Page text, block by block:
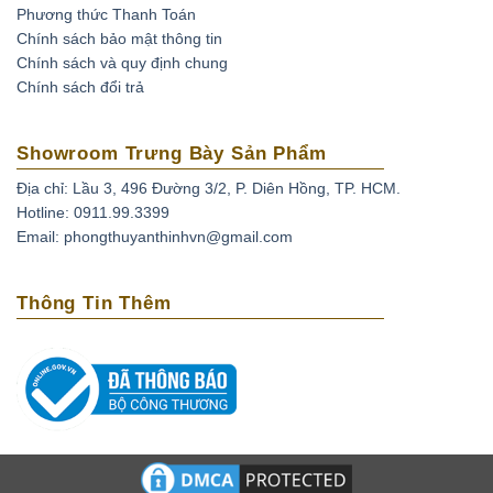
hình thành dưới điều kiện áp suất và nhiệt độ cao
trong lòng đất, có thành phần chính là corundum
(một dạng đặc biệt của Oxit nhôm – Al203). Khi kết
tinh, do hàm lượng các tạp chất khác nhau nên đá
màu đỏ thì con người vẫn quen gọi chúng là Ruby
(hồng ngọc) còn các corundum màu khác thì được
gọi chung là Sapphire.
Phương thức Thanh Toán
Chính sách bảo mật thông tin
Chính sách và quy định chung
Chính sách đổi trả
Showroom Trưng Bày Sản Phẩm
Địa chỉ: Lầu 3, 496 Đường 3/2, P. Diên Hồng, TP. HCM.
Hotline: 0911.99.3399
Email: phongthuyanthinhvn@gmail.com
Thông Tin Thêm